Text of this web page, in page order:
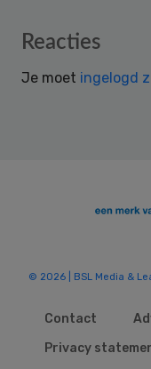
Reader
Reacties
Je moet ingelogd
© 2026 | BSL Media &
Contact
Privacy